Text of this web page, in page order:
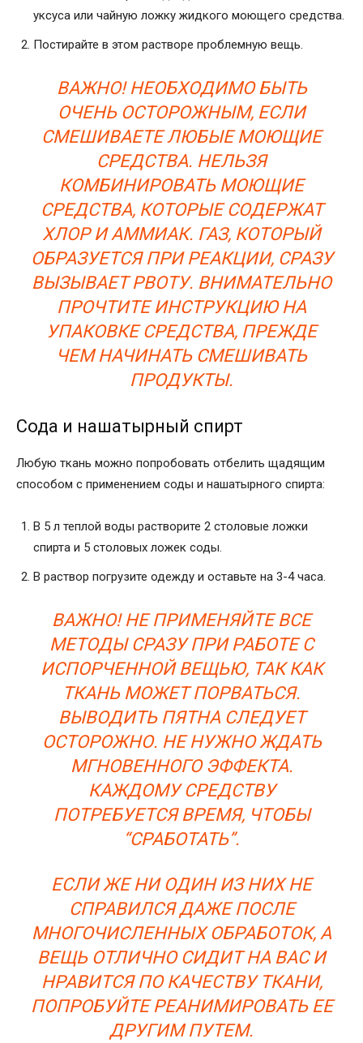
уксуса или чайную ложку жидкого моющего средства.
Постирайте в этом растворе проблемную вещь.
ВАЖНО! НЕОБХОДИМО БЫТЬ
ОЧЕНЬ ОСТОРОЖНЫМ, ЕСЛИ
СМЕШИВАЕТЕ ЛЮБЫЕ МОЮЩИЕ
СРЕДСТВА. НЕЛЬЗЯ
КОМБИНИРОВАТЬ МОЮЩИЕ
СРЕДСТВА, КОТОРЫЕ СОДЕРЖАТ
ХЛОР И АММИАК. ГАЗ, КОТОРЫЙ
ОБРАЗУЕТСЯ ПРИ РЕАКЦИИ, СРАЗУ
ВЫЗЫВАЕТ РВОТУ. ВНИМАТЕЛЬНО
ПРОЧТИТЕ ИНСТРУКЦИЮ НА
УПАКОВКЕ СРЕДСТВА, ПРЕЖДЕ
ЧЕМ НАЧИНАТЬ СМЕШИВАТЬ
ПРОДУКТЫ.
Сода и нашатырный спирт
Любую ткань можно попробовать отбелить щадящим
способом с применением соды и нашатырного спирта:
В 5 л теплой воды растворите 2 столовые ложки
спирта и 5 столовых ложек соды.
В раствор погрузите одежду и оставьте на 3-4 часа.
ВАЖНО! НЕ ПРИМЕНЯЙТЕ ВСЕ
МЕТОДЫ СРАЗУ ПРИ РАБОТЕ С
ИСПОРЧЕННОЙ ВЕЩЬЮ, ТАК КАК
ТКАНЬ МОЖЕТ ПОРВАТЬСЯ.
ВЫВОДИТЬ ПЯТНА СЛЕДУЕТ
ОСТОРОЖНО. НЕ НУЖНО ЖДАТЬ
МГНОВЕННОГО ЭФФЕКТА.
КАЖДОМУ СРЕДСТВУ
ПОТРЕБУЕТСЯ ВРЕМЯ, ЧТОБЫ
“СРАБОТАТЬ”.
ЕСЛИ ЖЕ НИ ОДИН ИЗ НИХ НЕ
СПРАВИЛСЯ ДАЖЕ ПОСЛЕ
МНОГОЧИСЛЕННЫХ ОБРАБОТОК, А
ВЕЩЬ ОТЛИЧНО СИДИТ НА ВАС И
НРАВИТСЯ ПО КАЧЕСТВУ ТКАНИ,
ПОПРОБУЙТЕ РЕАНИМИРОВАТЬ ЕЕ
ДРУГИМ ПУТЕМ.